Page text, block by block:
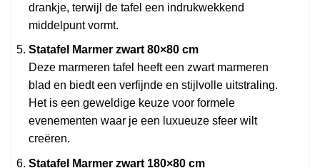
drankje, terwijl de tafel een indrukwekkend
middelpunt vormt.
Statafel Marmer zwart 80×80 cm
Deze marmeren tafel heeft een zwart marmeren
blad en biedt een verfijnde en stijlvolle uitstraling.
Het is een geweldige keuze voor formele
evenementen waar je een luxueuze sfeer wilt
creëren.
Statafel Marmer zwart 180×80 cm